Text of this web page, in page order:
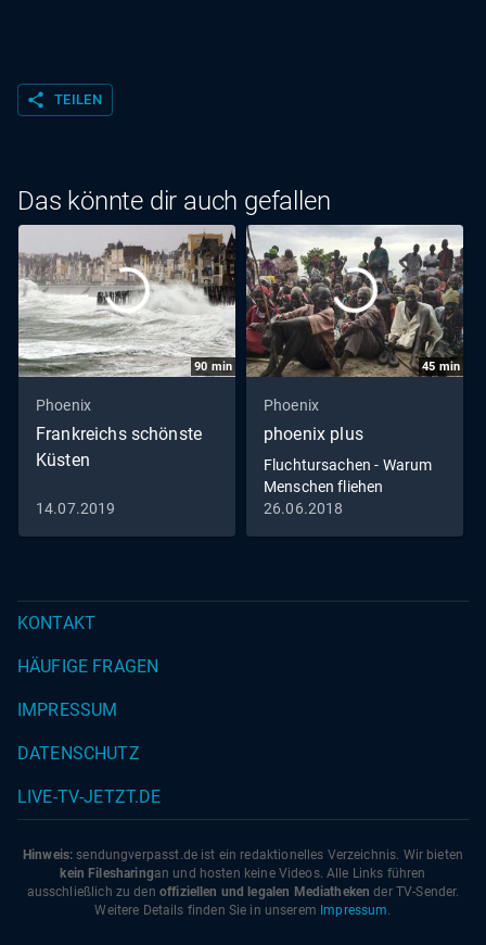
share TEILEN
Das könnte dir auch gefallen
90 min
Phoenix
Frankreichs schönste
Küsten
14.07.2019
45 min
Phoenix
phoenix plus
Fluchtursachen - Warum
Menschen fliehen
26.06.2018
KONTAKT
HÄUFIGE FRAGEN
IMPRESSUM
DATENSCHUTZ
LIVE-TV-JETZT.DE
Hinweis: sendungverpasst.de ist ein redaktionelles Verzeichnis. Wir bieten
kein Filesharingan und hosten keine Videos. Alle Links führen
ausschließlich zu den offiziellen und legalen Mediatheken der TV-Sender.
Weitere Details finden Sie in unserem Impressum.